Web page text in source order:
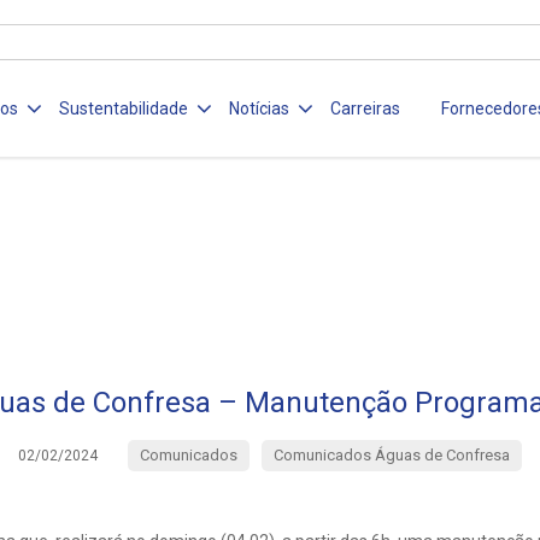
Sustentabilidade Notícias Carreiras
de Confresa – Manutenção
02/02/2024 Comunicados Comunicados Águas de Confresa